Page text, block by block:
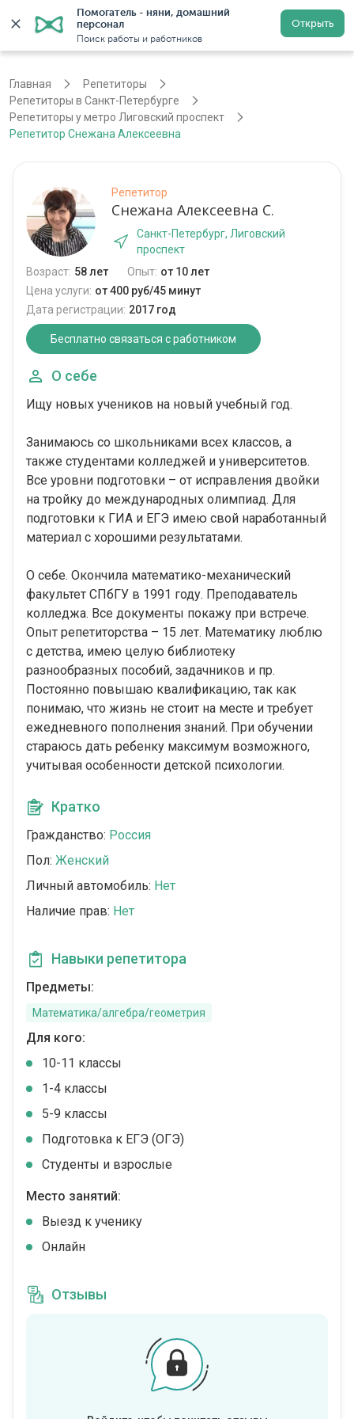
Помогатель - няни, домашний
персонал
Поиск работы и работников
Открыть
Санкт-Петербург Регистрация
Главная
Репетиторы
Репетиторы в Санкт-Петербурге
Репетиторы у метро Лиговский проспект
Репетитор Снежана Алексеевна
Репетитор
Снежана Алексеевна С.
Санкт-Петербург, Лиговский
проспект
Возраст: 58 лет Опыт: от 10 лет
Цена услуги: от 400 руб/45 минут
Дата регистрации: 2017 год
Бесплатно связаться с работником
О себе
Ищу новых учеников на новый учебный год.
Занимаюсь со школьниками всех классов, а
также студентами колледжей и университетов.
Все уровни подготовки – от исправления двойки
на тройку до международных олимпиад. Для
подготовки к ГИА и ЕГЭ имею свой наработанный
материал с хорошими результатами.
О себе. Окончила математико-механический
факультет СПбГУ в 1991 году. Преподаватель
колледжа. Все документы покажу при встрече.
Опыт репетиторства – 15 лет. Математику люблю
с детства, имею целую библиотеку
разнообразных пособий, задачников и пр.
Постоянно повышаю квалификацию, так как
понимаю, что жизнь не стоит на месте и требует
ежедневного пополнения знаний. При обучении
стараюсь дать ребенку максимум возможного,
учитывая особенности детской психологии.
Кратко
Гражданство: Россия
Пол: Женский
Личный автомобиль: Нет
Наличие прав: Нет
Навыки репетитора
Предметы:
Математика/алгебра/геометрия
Для кого:
10-11 классы
1-4 классы
5-9 классы
Подготовка к ЕГЭ (ОГЭ)
Студенты и взрослые
Место занятий:
Выезд к ученику
Онлайн
Отзывы